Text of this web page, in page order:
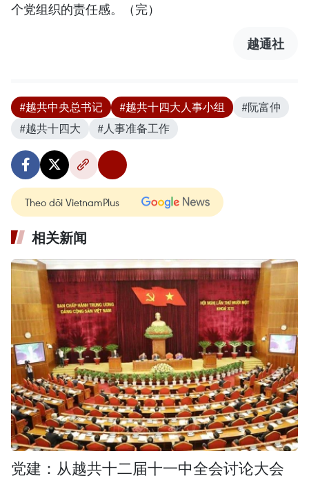
个党组织的责任感。（完）
越通社
#越共中央总书记 #越共十四大人事小组
#阮富仲
#越共十四大
#人事准备工作
Theo dõi VietnamPlus
相关新闻
党建：从越共十二届十一中全会讨论大会